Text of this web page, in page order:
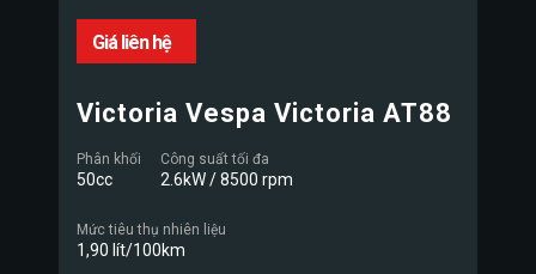
Giá liên hệ
Victoria Vespa Victoria AT88
Phân khối
50cc
Công suất tối đa
2.6kW / 8500 rpm
Mức tiêu thụ nhiên liệu
1,90 lít/100km